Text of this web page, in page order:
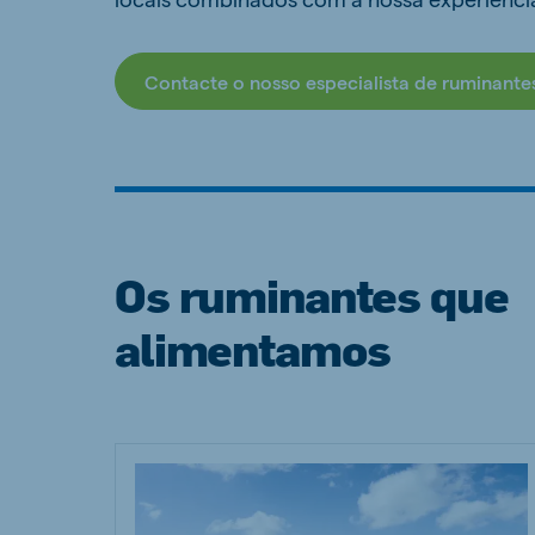
Contacte o nosso especialista de
Os ruminantes que
alimentamos